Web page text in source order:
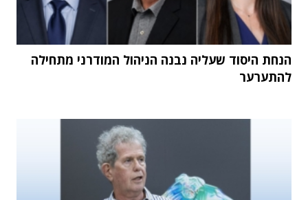
הנחת היסוד שעליה נבנה הניהול המודרני מתחילה
להתערער